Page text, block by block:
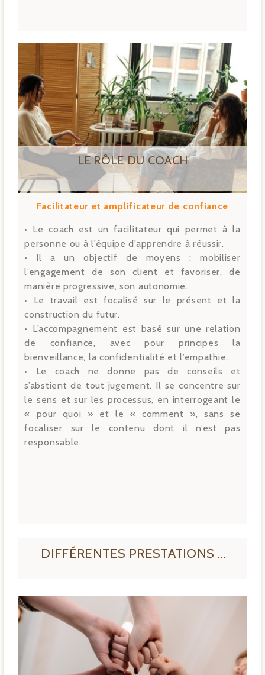
LE RÔLE DU COACH
Facilitateur et amplificateur de confiance
• Le coach est un facilitateur qui permet à la
personne ou à l’équipe d’apprendre à réussir.
• Il a un objectif de moyens : mobiliser
l’engagement de son client et favoriser, de
manière progressive, son autonomie.
• Le travail est focalisé sur le présent et la
construction du futur.
• L’accompagnement est basé sur une relation
de confiance, avec pour principes la
bienveillance, la confidentialité et l’empathie.
• Le coach ne donne pas de conseils et
s’abstient de tout jugement. Il se concentre sur
le sens et sur les processus, en interrogeant le
« pour quoi » et le « comment », sans se
focaliser sur le contenu dont il n’est pas
responsable.
DIFFÉRENTES PRESTATIONS …